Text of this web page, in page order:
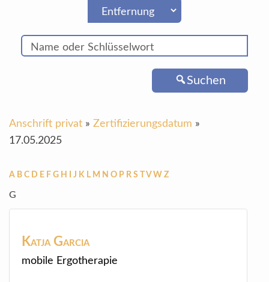
Suchen
Anschrift privat » Zertifizierungsdatum »
17.05.2025
A B C D E F G H J K L M N O P R S V W Z
G
Katja Garcia
mobile Ergotherapie